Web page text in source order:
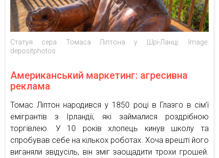
Статуя сера Томаса Ліптона у Шрі-Ланці. Image:
depositphotos
Американський маркетинг: агресивна
реклама
Томас Ліптон народився у 1850 році в Глазго в сім’ї
емігрантів з Ірландії, які займалися роздрібною
торгівлею. У 10 років хлопець кинув школу та
спробував себе на кількох роботах. Хоча врешті його
виганяли звідусіль, він зміг заощадити трохи грошей.